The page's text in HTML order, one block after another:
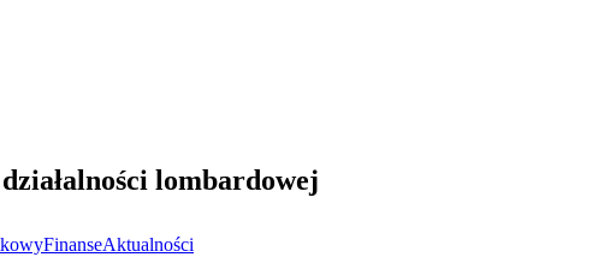
lombardowej
FinanseAktualności